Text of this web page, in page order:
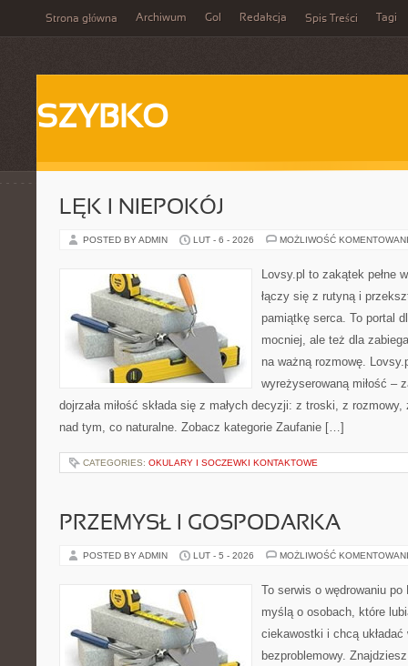
Strona główna Archiwum Gol Redakcja Spis Treści Tagi
SZYBKO
LĘK I NIEPOKÓJ
POSTED BY ADMIN LUT - 6 - 2026 MOŻLIWOŚĆ
Lovsy.pl to zakątek pełne
łączy się z rutyną i
pamiątkę serca. To portal
mocniej, ale też dla
na ważną rozmowę.
wyreżyserowaną miłość –
dojrzała miłość składa się z małych decyzji: z troski, z
nad tym, co naturalne. Zobacz kategorie Zaufanie […]
CATEGORIES: OKULARY I SOCZEWKI KONTAKTOWE
PRZEMYSŁ I GOSPODARKA
POSTED BY ADMIN LUT - 5 - 2026 MOŻLIWOŚĆ
To serwis o wędrowaniu
myślą o osobach, które
ciekawostki i chcą
bezproblemowy.